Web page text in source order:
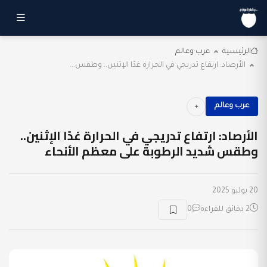
الرئيسية
عرب وعالم
الأرصاد: ارتفاع تدريجي في الحرارة غدًا الإثنين.. وطقس...
عرب وعالم
الأرصاد: ارتفاع تدريجي في الحرارة غدًا الإثنين..
وطقس شديد الرطوبة على معظم الأنحاء
20 يوليو 2025
2 دقائق للقراءة 0